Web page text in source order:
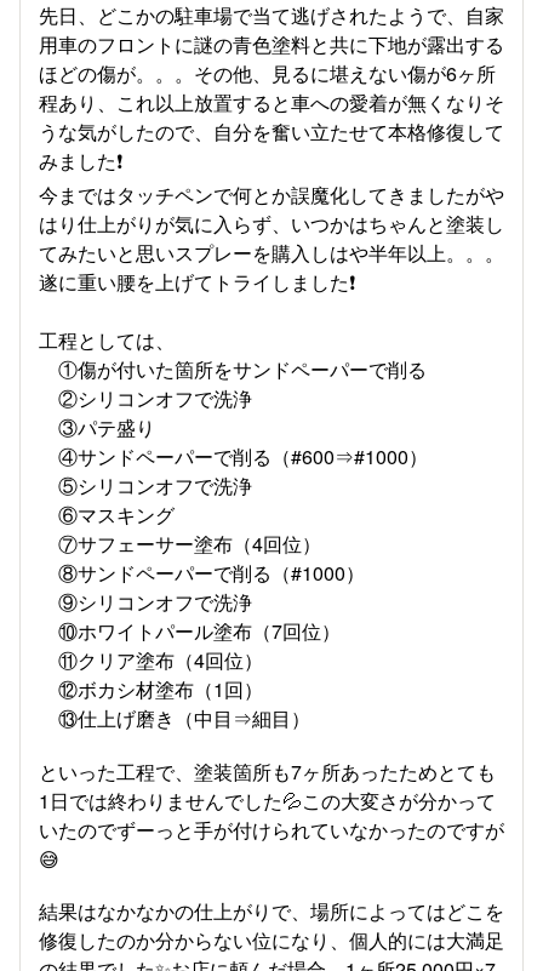
先日、どこかの駐車場で当て逃げされたようで、自家
用車のフロントに謎の青色塗料と共に下地が露出する
ほどの傷が。。。その他、見るに堪えない傷が6ヶ所
程あり、これ以上放置すると車への愛着が無くなりそ
うな気がしたので、自分を奮い立たせて本格修復して
みました❗
今まではタッチペンで何とか誤魔化してきましたがや
はり仕上がりが気に入らず、いつかはちゃんと塗装し
てみたいと思いスプレーを購入しはや半年以上。。。
遂に重い腰を上げてトライしました❗
工程としては、
①傷が付いた箇所をサンドペーパーで削る
②シリコンオフで洗浄
③パテ盛り
④サンドペーパーで削る（#600⇒#1000）
⑤シリコンオフで洗浄
⑥マスキング
⑦サフェーサー塗布（4回位）
⑧サンドペーパーで削る（#1000）
⑨シリコンオフで洗浄
⑩ホワイトパール塗布（7回位）
⑪クリア塗布（4回位）
⑫ボカシ材塗布（1回）
⑬仕上げ磨き（中目⇒細目）
といった工程で、塗装箇所も7ヶ所あったためとても
1日では終わりませんでした💦この大変さが分かって
いたのでずーっと手が付けられていなかったのですが
😅
結果はなかなかの仕上がりで、場所によってはどこを
修復したのか分からない位になり、個人的には大満足